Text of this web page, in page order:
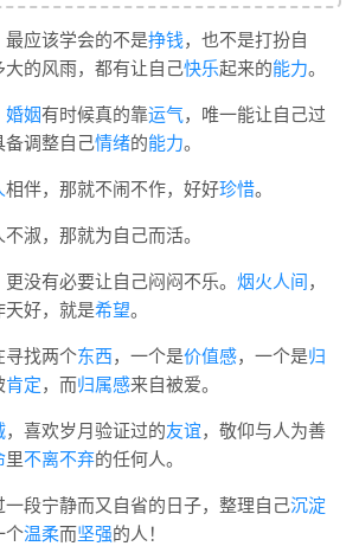
最应该学会的不是挣钱，也不是打扮自
大的风雨，都有让自己快乐起来的能力。
婚姻有时候真的靠运气，唯一能让自己过
备调整自己情绪的能力。
相伴，那就不闹不作，好好珍惜。
淑，那就为自己而活。
更没有必要让自己闷闷不乐。 烟火人间 ，
天好，就是希望。
寻找两个东西，一个是价值感，一个是归
肯定，而归属感来自被爱。
，喜欢岁月验证过的友谊，敬仰与人为善
里不离不弃的任何人。
段宁静而又自省的日子，整理自己沉淀
个温柔而坚强的人！